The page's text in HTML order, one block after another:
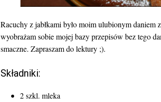
Racuchy z jabłkami było moim ulubionym daniem
wyobrażam sobie mojej bazy przepisów bez tego
smaczne. Zapraszam do lektury ;).
Składniki:
2 szkl. mleka